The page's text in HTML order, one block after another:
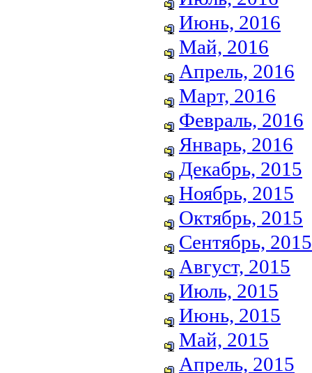
Июнь, 2016
Май, 2016
Апрель, 2016
Март, 2016
Февраль, 2016
Январь, 2016
Декабрь, 2015
Ноябрь, 2015
Октябрь, 2015
Сентябрь, 2015
Август, 2015
Июль, 2015
Июнь, 2015
Май, 2015
Апрель, 2015